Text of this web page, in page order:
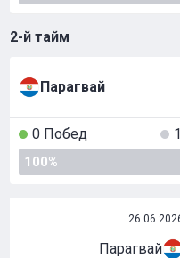
2-й тайм
Парагвай
0 Побед
100%
Парагвай